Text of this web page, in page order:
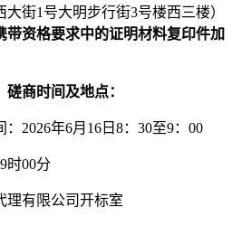
大街1号大明步行街3号楼西三楼）
带资格要求中的证明材料复印件加
商时间及地点：
2026年6月 16 日 8： 30至9： 00
9时00分
理有限公司开标室